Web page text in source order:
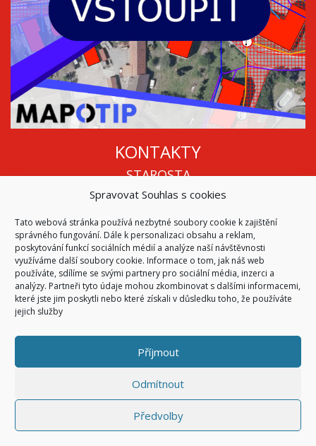
Spravovat Souhlas s cookies
Tato webová stránka používá nezbytné soubory cookie k zajištění
správného fungování. Dále k personalizaci obsahu a reklam,
poskytování funkcí sociálních médií a analýze naší návštěvnosti
využíváme další soubory cookie. Informace o tom, jak náš web
používáte, sdílíme se svými partnery pro sociální média, inzerci a
analýzy. Partneři tyto údaje mohou zkombinovat s dalšími informacemi,
které jste jim poskytli nebo které získali v důsledku toho, že používáte
jejich služby
Příjmout
Odmítnout
Předvolby
KONTAKTY
STAROSTA
Mgr. Roman Vala
info@oukojetice.cz
ÚŘEDNÍ HODINY
Po, St: 15:30 - 16:30
Všechny kontakty | Kde nás najdete
© 2026Obec Kojetice na Moravě
Všechna práva vyhrazena
Code & Design bySymphony Digital
Přihlásit se